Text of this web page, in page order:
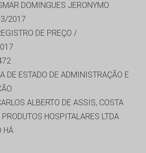
DOMINGUES JERONYMO
2017
DE PREÇO /
DE ESTADO DE ADMINISTRAÇÃO E
ALBERTO DE ASSIS, COSTA
HOSPITALARES LTDA
HÁ